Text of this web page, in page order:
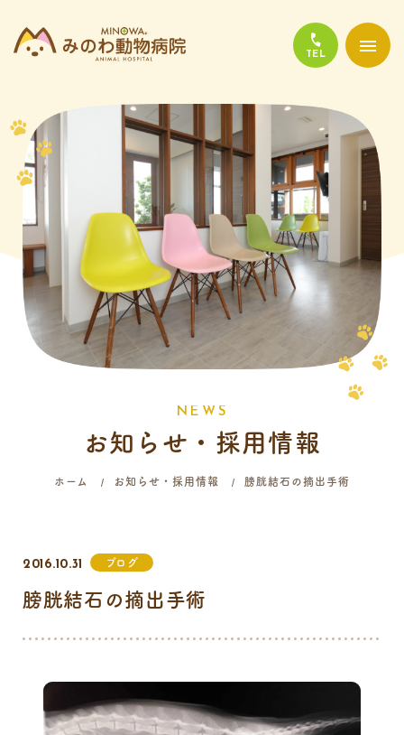
当院について
診療について
かかりやすい代表的な病気
よくある質問
058-214-4071
9:00 - 12:00
16:00 - 19:00
N E W S
お知らせ・採用情報
ホーム お知らせ・採用情報 膀胱結石の摘出手術
2016.10.31 ブログ
膀胱結石の摘出手術